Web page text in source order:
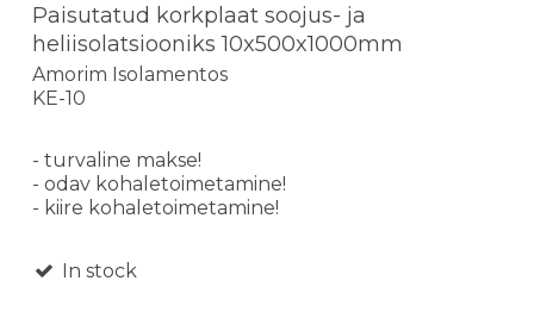
Paisutatud korkplaat soojus- ja
heliisolatsiooniks 10x500x1000mm
Amorim Isolamentos
KE-10
- turvaline makse!
- odav kohaletoimetamine!
- kiire kohaletoimetamine!
In stock